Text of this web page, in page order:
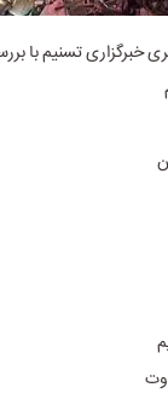
خبرگزاری تسنیم با